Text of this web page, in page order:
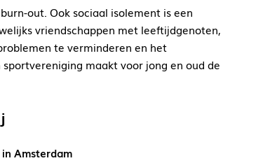
out. Ook sociaal isolement is een
vriendschappen met leeftijdgenoten,
te verminderen en het
maakt voor jong en oud de
Amsterdam